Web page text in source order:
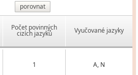
porovnat
Počet povinných
cizích jazyků Vyučované jazyky
1 A, N